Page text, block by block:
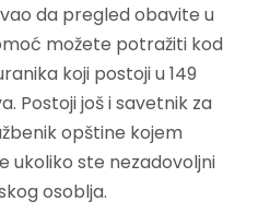
da pregled obavite u
možete potražiti kod
koji postoji u 149
Postoji još i savetnik za
opštine kojem
ukoliko ste nezadovoljni
osoblja.